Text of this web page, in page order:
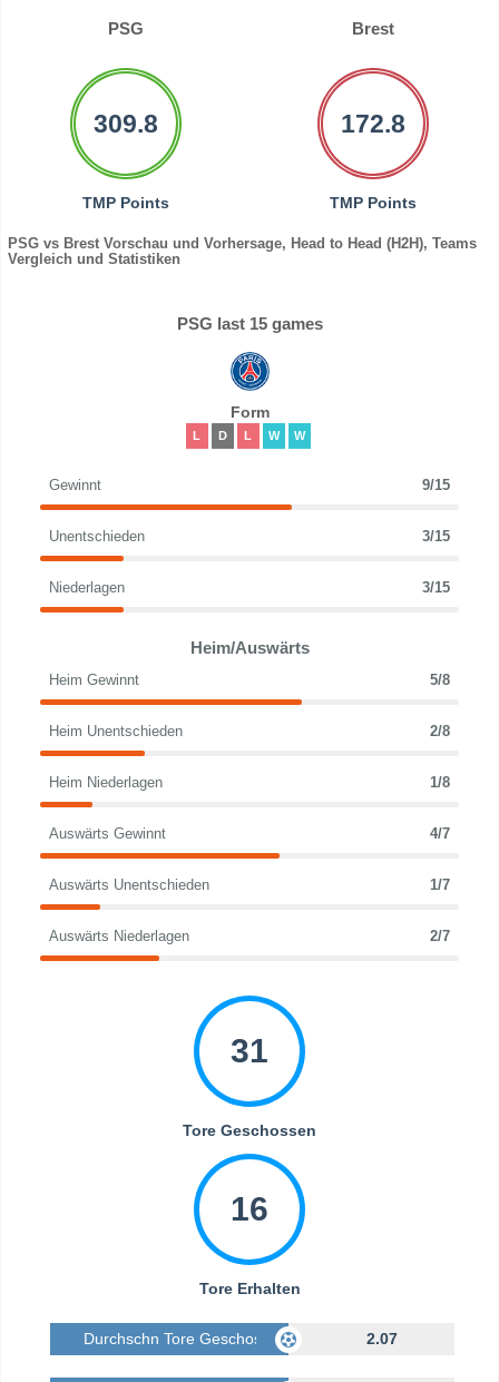
PSG Brest
309.8
TMP Points
172.8
TMP Points
PSG vs Brest Vorschau und Vorhersage, Head to Head (H2H), Teams
Vergleich und Statistiken
PSG last 15 games
Form
L D L W W
Gewinnt 9/15
Unentschieden 3/15
Niederlagen 3/15
Heim/Auswärts
Heim Gewinnt 5/8
Heim Unentschieden 2/8
Heim Niederlagen 1/8
Auswärts Gewinnt 4/7
Auswärts Unentschieden 1/7
Auswärts Niederlagen 2/7
31
Tore Geschossen
16
Tore Erhalten
Durchschn Tore Geschossen 2.07